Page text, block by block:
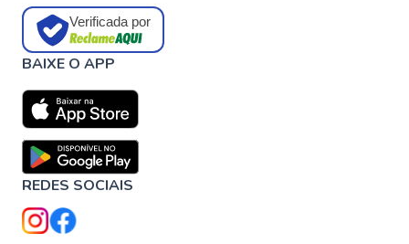
Verificada por
BAIXE O APP
REDES SOCIAIS